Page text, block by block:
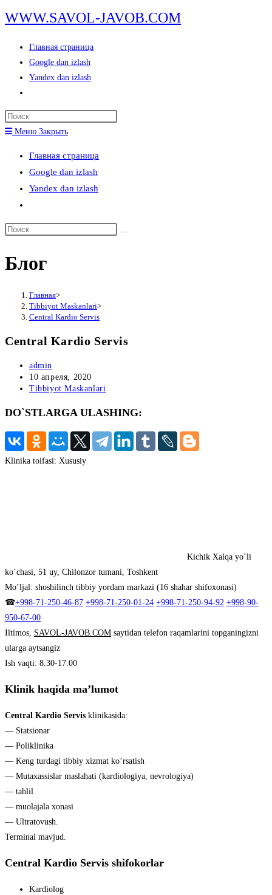
Перейти
к
содержимому
WWW.SAVOL-JAVOB.COM
Главная страница
Google dan izlash
Yandex dan izlash
по
веб-
сайту
Меню Закрыть
Главная страница
Google dan izlash
Yandex dan izlash
по
сайту
Поиск
сайте
Блог
Главная>
Tibbiyot Maskanlari>
Central Kardio Servis
Central Kardio Servis
Автор
записи:
admin
Запись
опубликована:
10 апреля, 2020
Рубрика
Tibbiyot Maskanlari
DO`STLARGA ULASHING:
Klinika toifasi: Xususiy
Kichik Xalqa yo’li
ko’chasi, 51 uy, Chilonzor tumani, Toshkent
Mo’ljal: shoshilinch tibbiy yordam markazi (16 shahar shifoxonasi)
☎+998-71-250-46-87 +998-71-250-01-24 +998-71-250-94-92 +998-90-
950-67-00
Iltimos, SAVOL-JAVOB.COM saytidan telefon raqamlarini topganingizni
ularga aytsangiz
Ish vaqti: 8.30-17.00
Klinik haqida ma’lumot
Central Kardio Servis klinikasida:
— Statsionar
— Poliklinika
— Keng turdagi tibbiy xizmat ko’rsatish
— Mutaxassislar maslahati (kardiologiya, nevrologiya)
— tahlil
— muolajala xonasi
— Ultratovush.
Terminal mavjud.
Central Kardio Servis shifokorlar
Kardiolog